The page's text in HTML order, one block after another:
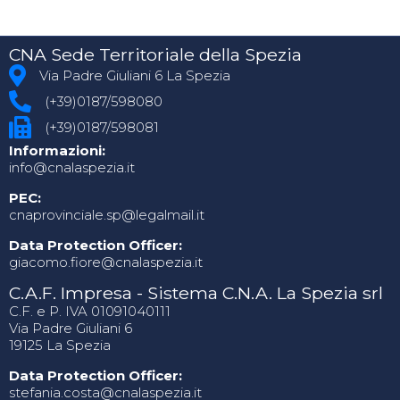
CNA Sede Territoriale della Spezia
Via Padre Giuliani 6 La Spezia
(+39)0187/598080
(+39)0187/598081
Informazioni:
info@cnalaspezia.it
PEC:
cnaprovinciale.sp@legalmail.it
Data Protection Officer:
giacomo.fiore@cnalaspezia.it
C.A.F. Impresa - Sistema C.N.A. La Spezia srl
C.F. e P. IVA 01091040111
Via Padre Giuliani 6
19125 La Spezia
Data Protection Officer:
stefania.costa@cnalaspezia.it